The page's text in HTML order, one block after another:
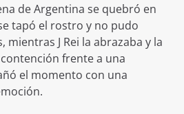
de Argentina se quebró en
tapó el rostro y no pudo
mientras J Rei la abrazaba y la
frente a una
el momento con una